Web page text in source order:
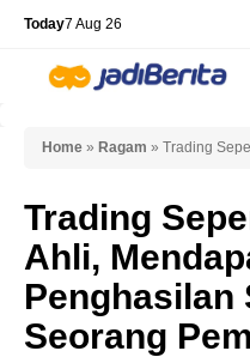
Skip
content
Today7 Aug 26
Home » Ragam » Trading
Trading
Ahli,
Penghasilan
Seorang